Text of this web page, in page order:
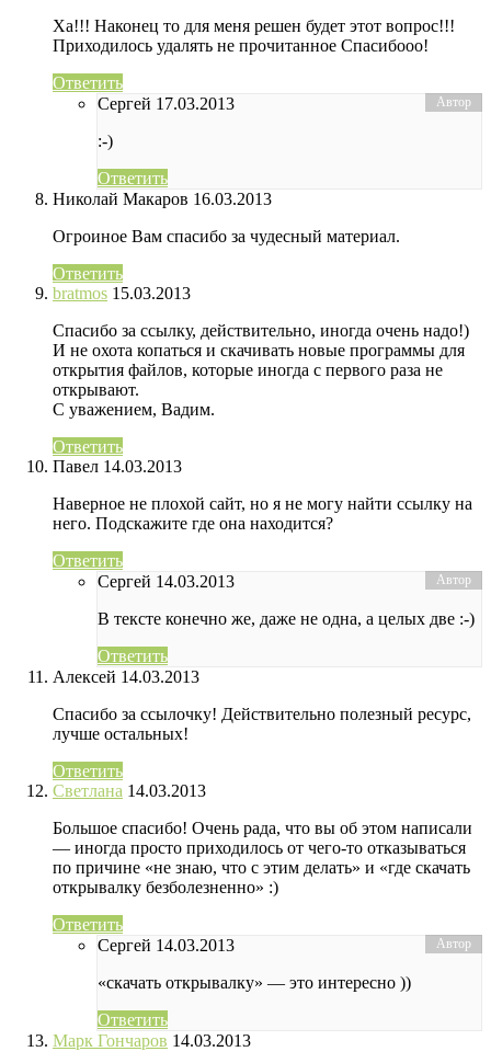
Ха!!! Наконец то для меня решен будет этот вопрос!!!
Приходилось удалять не прочитанное Спасибооо!
Ответить
Сергей 17.03.2013
:-)
Ответить
Николай Макаров 16.03.2013
Огроиное Вам спасибо за чудесный материал.
Ответить
bratmos 15.03.2013
Спасибо за ссылку, действительно, иногда очень надо!)
И не охота копаться и скачивать новые программы для
открытия файлов, которые иногда с первого раза не
открывают.
С уважением, Вадим.
Ответить
Павел 14.03.2013
Наверное не плохой сайт, но я не могу найти ссылку на
него. Подскажите где она находится?
Ответить
Сергей 14.03.2013
В тексте конечно же, даже не одна, а целых две :-)
Ответить
Алексей 14.03.2013
Спасибо за ссылочку! Действительно полезный ресурс,
лучше остальных!
Ответить
Светлана 14.03.2013
Большое спасибо! Очень рада, что вы об этом написали
— иногда просто приходилось от чего-то отказываться
по причине «не знаю, что с этим делать» и «где скачать
открывалку безболезненно» :)
Ответить
Сергей 14.03.2013
«скачать открывалку» — это интересно ))
Ответить
Марк Гончаров 14.03.2013